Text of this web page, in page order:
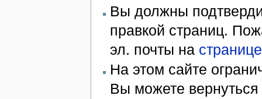
Вы должны
правкой страниц.
эл. почты на
На этом сайте
Вы можете